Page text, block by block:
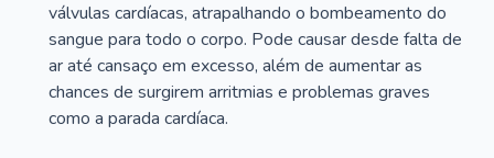
válvulas cardíacas, atrapalhando o bombeamento do
sangue para todo o corpo. Pode causar desde falta de
ar até cansaço em excesso, além de aumentar as
chances de surgirem arritmias e problemas graves
como a parada cardíaca.